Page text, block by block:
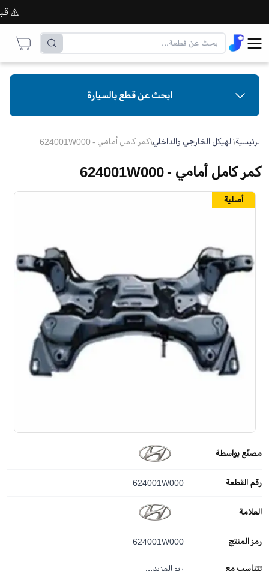
⚠️ قبل
ابحث عن قطع بالسيارة
الرئيسية\الهيكل الخارجي والداخلي\كمر كامل أمامي - 624001W000
كمر كامل أمامي - 624001W000
مصنّع بواسطة
رقم القطعة 624001W000
العلامة
رمز المنتج 624001W000
تتناسب مع ريو المزيد...
أصلية